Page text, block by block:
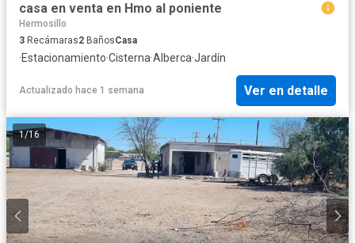
casa en venta en Hmo al poniente
Hermosillo
3 Recámaras2 BañosCasa
·Estacionamiento·Cisterna·Alberca·Jardín
Actualizado hace 1 semana Ver en detalle
1/16